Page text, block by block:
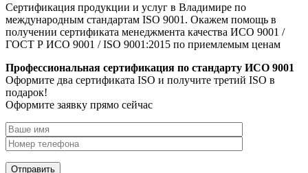
Сертификация продукции и услуг в Владимире по
международным стандартам ISO 9001. Окажем помощь в
получении сертификата менеджмента качества ИСО 9001 /
ГОСТ Р ИСО 9001 / ISO 9001:2015 по приемлемым ценам
Профессиональная сертификация по стандарту ИСО 9001
Оформите два сертификата ISO и получите третий ISO в
подарок!
Оформите заявку прямо сейчас